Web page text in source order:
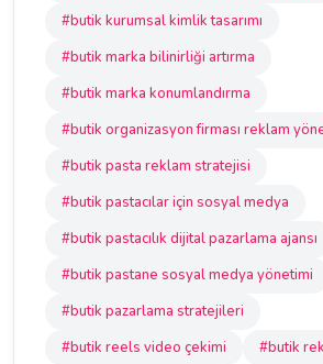
#butik kurumsal kimlik tasarımı
#butik marka bilinirliği artırma
#butik marka konumlandırma
#butik organizasyon firması reklam
#butik pasta reklam stratejisi
#butik pastacılar için sosyal medya
#butik pastacılık dijital pazarlama ajansı
#butik pastane sosyal medya yönetimi
#butik pazarlama stratejileri
#butik reels video çekimi
#butik